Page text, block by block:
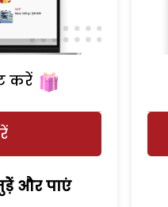
करें
और पाएं